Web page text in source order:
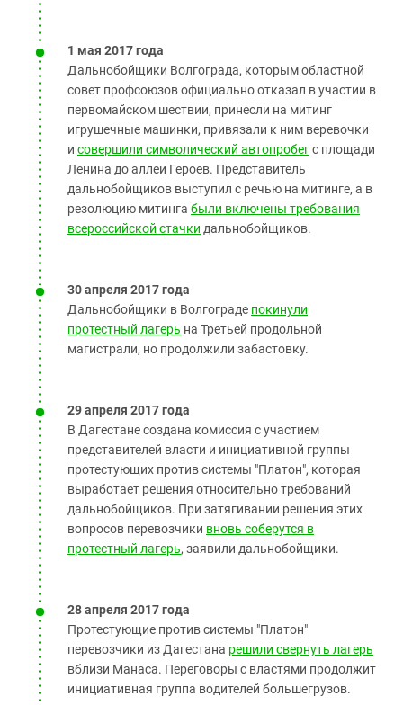
1 мая 2017 года
Дальнобойщики Волгограда, которым областной
совет профсоюзов официально отказал в участии в
первомайском шествии, принесли на митинг
игрушечные машинки, привязали к ним веревочки
и совершили символический автопробегс площади
Ленина до аллеи Героев. Представитель
дальнобойщиков выступил с речью на митинге, а в
резолюцию митинга были включены требования
всероссийской стачки дальнобойщиков.
30 апреля 2017 года
Дальнобойщики в Волгограде покинули
протестный лагерь на Третьей продольной
магистрали, но продолжили забастовку.
29 апреля 2017 года
В Дагестане создана комиссия с участием
представителей власти и инициативной группы
протестующих против системы "Платон", которая
выработает решения относительно требований
дальнобойщиков. При затягивании решения этих
вопросов перевозчики вновь соберутся в
протестный лагерь, заявили дальнобойщики.
28 апреля 2017 года
Протестующие против системы "Платон"
перевозчики из Дагестана решили свернуть лагерь
вблизи Манаса. Переговоры с властями продолжит
инициативная группа водителей большегрузов.